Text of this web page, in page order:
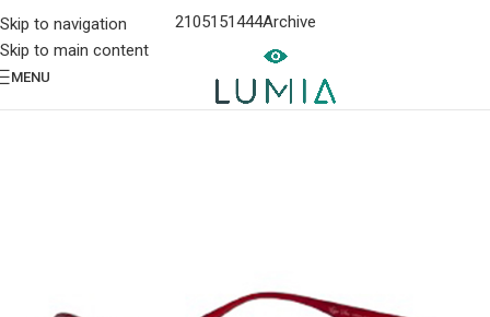
Skip to navigation
Skip to main content
2105151444Archive
MENU